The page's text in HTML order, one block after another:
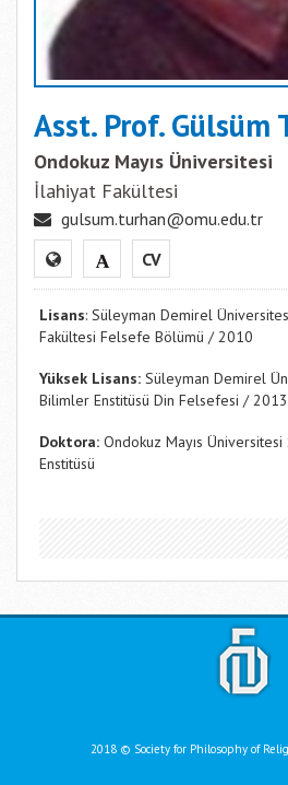
Asst. Prof. Gülsüm
Ondokuz Mayıs Üniversitesi
İlahiyat Fakültesi
gulsum.turhan@omu.edu.tr
CV
Lisans: Süleyman Demirel
Fakültesi Felsefe Bölümü / 2010
Yüksek Lisans: Süleyman Demirel
Bilimler Enstitüsü Din Felsefesi / 2013
Doktora: Ondokuz Mayıs
Enstitüsü
2018 © Society for Philosophy of